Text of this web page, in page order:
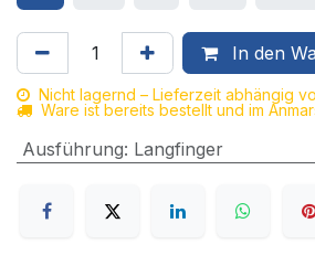
In den
Nicht lagernd – Lieferzeit abhängig
Ware ist bereits bestellt und im
Ausführung: Langfinger